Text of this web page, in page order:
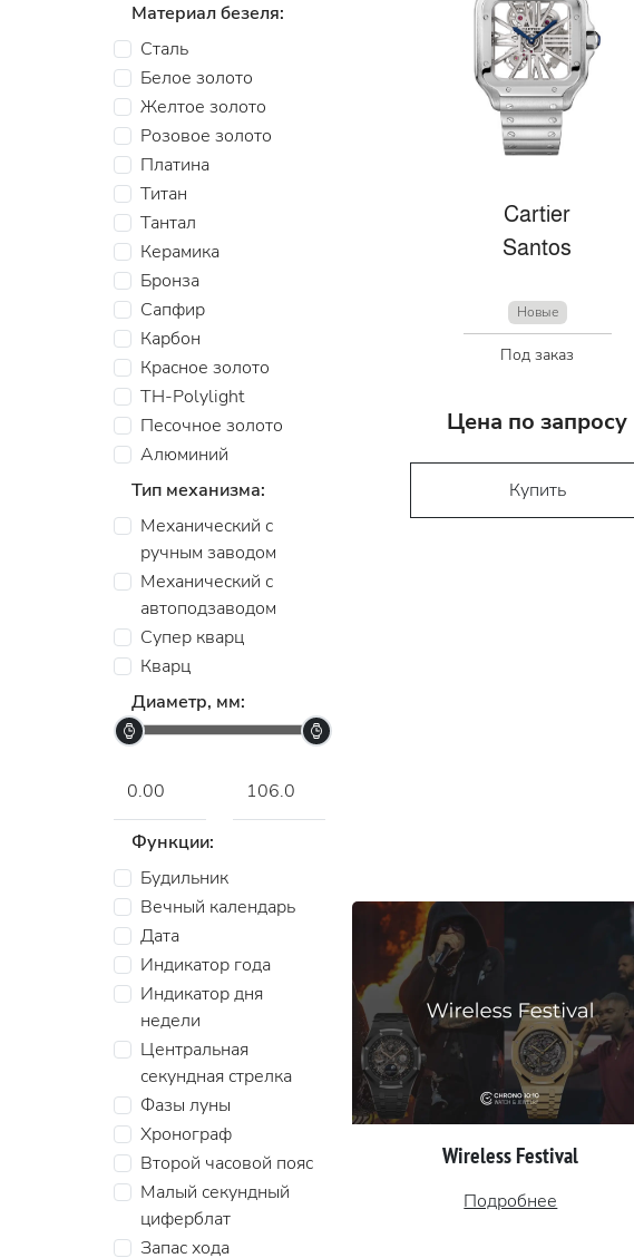
Материал безеля:
Сталь
Белое золото
Желтое золото
Розовое золото
Платина
Титан
Тантал
Керамика
Бронза
Сапфир
Карбон
Красное золото
TH-Polylight
Песочное золото
Алюминий
Тип механизма:
Механический с
ручным заводом
Механический с
автоподзаводом
Супер кварц
Кварц
Диаметр, мм:
Функции:
Будильник
Вечный календарь
Дата
Индикатор года
Индикатор дня
недели
Центральная
секундная стрелка
Фазы луны
Хронограф
Второй часовой пояс
Малый секундный
циферблат
Запас хода
Cartier
Santos
Новые
Под заказ
Цена по запросу
Купить
Wireless Festival
Подробнее